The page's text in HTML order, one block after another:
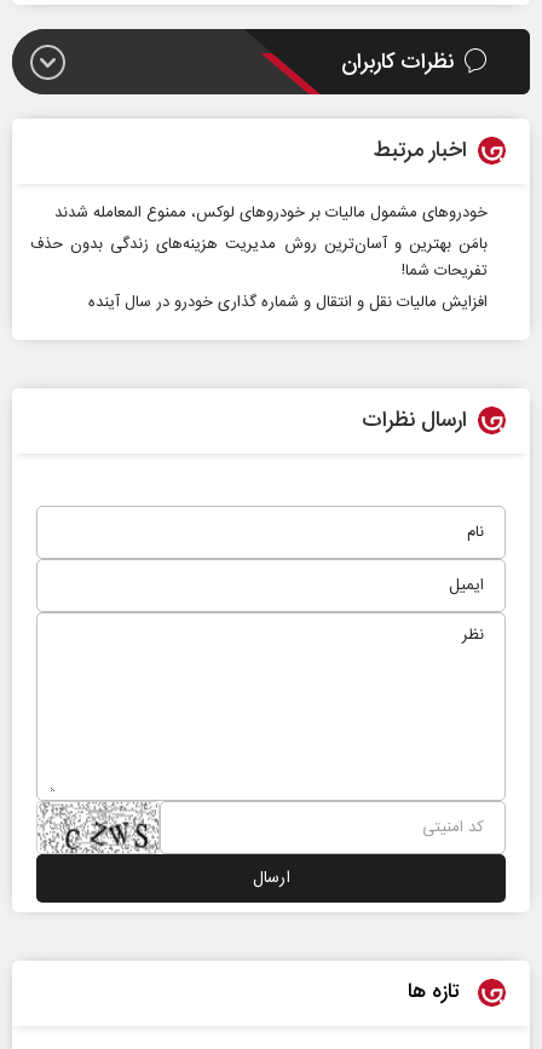
نظرات کاربران
اخبار مرتبط
خودروهای مشمول مالیات بر خودروهای لوکس، ممنوع المعامله شدند
بامَن بهترین و آسان‌ترین روش مدیریت هزینه‌های زندگی بدون حذف
تفریحات شما!
افزایش مالیات نقل و انتقال و شماره گذاری خودرو در سال آینده
ارسال نظرات
تازه ها